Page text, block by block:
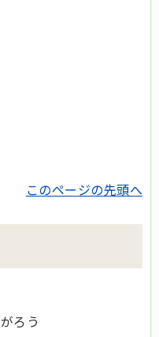
このページの先頭へ
ろう